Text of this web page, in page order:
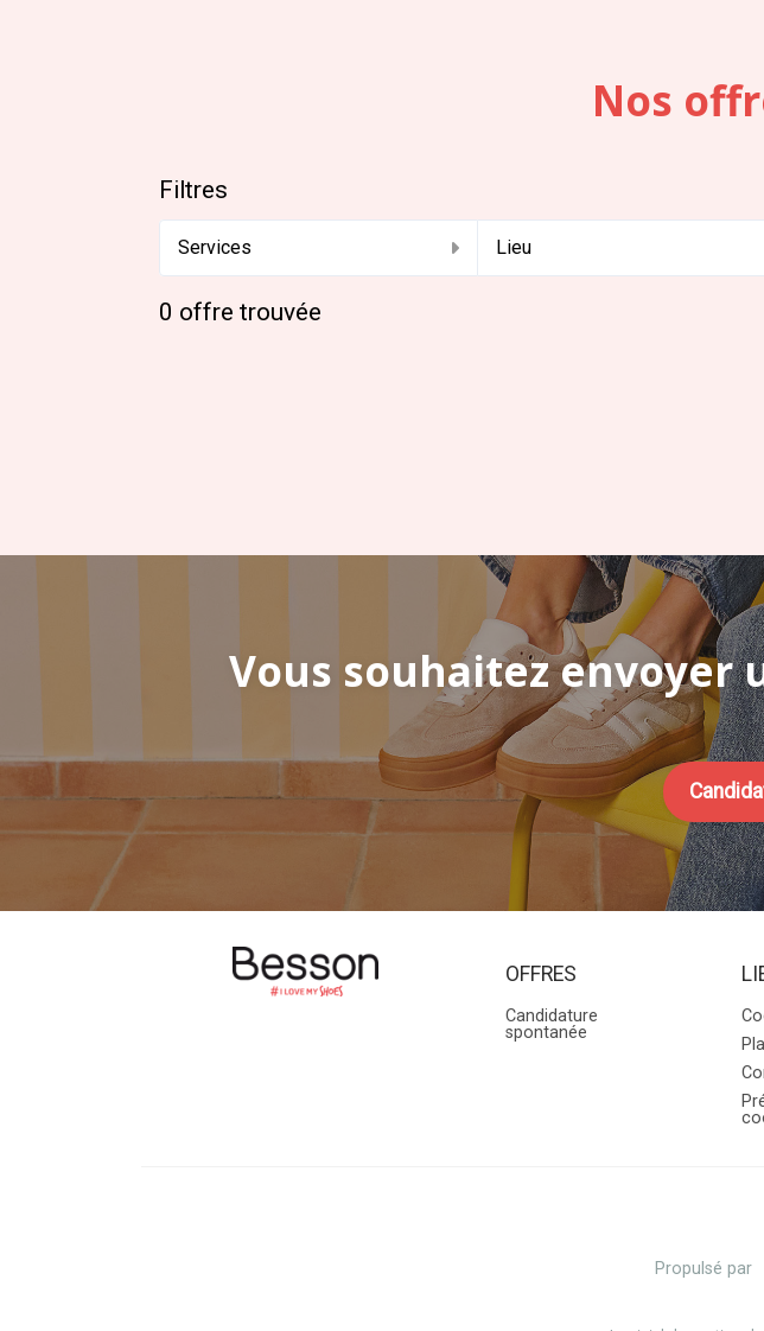
Nos
Filtres
Services Lieu
0 offre trouvée
Vous souhaitez envoyer
OFFRES
Candidature
spontanée
Propulsé par